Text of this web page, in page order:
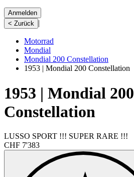
Anmelden
< Zurück |
Motorrad
Mondial
Mondial 200 Constellation
1953 | Mondial 200 Constellation
1953 | Mondial 200
Constellation
LUSSO SPORT !!! SUPER RARE !!!
CHF 7'383